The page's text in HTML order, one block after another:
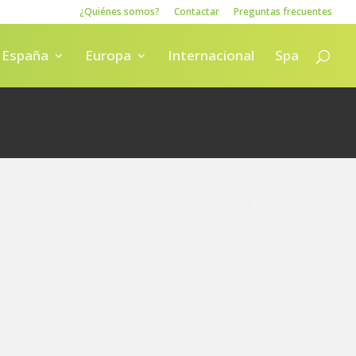
¿Quiénes somos? Contactar Preguntas frecuentes
España Europa Internacional Spa